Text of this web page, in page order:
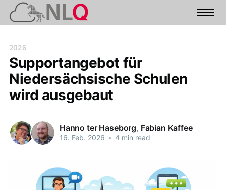
2026
Supportangebot für
Niedersächsische Schulen
wird ausgebaut
Hanno ter Haseborg, Fabian Kaffee
16. Feb. 2026 • 4 min read